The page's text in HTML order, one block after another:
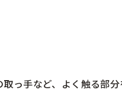
っ手など、よく触る部